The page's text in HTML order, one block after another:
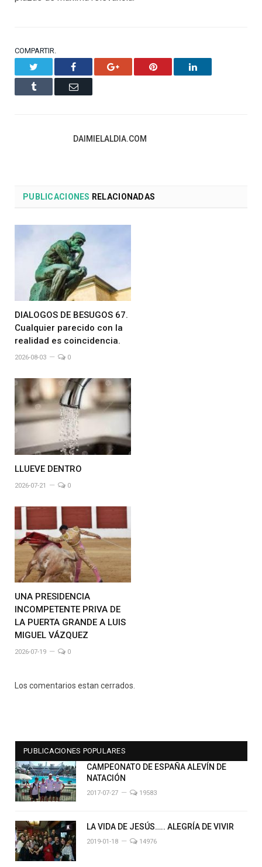
COMPARTIR.
Facebook Google+ Pinterest LinkedIn
Tumblr Email
DAIMIELALDIA.COM
PUBLICACIONES RELACIONADAS
DIALOGOS DE BESUGOS 67.
Cualquier parecido con la
realidad es coincidencia.
2026-08-03 0
LLUEVE DENTRO
2026-07-21 0
UNA PRESIDENCIA
INCOMPETENTE PRIVA DE
LA PUERTA GRANDE A LUIS
MIGUEL VÁZQUEZ
2026-07-19 0
Los comentarios estan cerrados.
PUBLICACIONES POPULARES
CAMPEONATO DE ESPAÑA ALEVÍN DE
NATACIÓN
2017-07-27 19583
LA VIDA DE JESÚS….. ALEGRÍA DE VIVIR
2019-01-18 14976